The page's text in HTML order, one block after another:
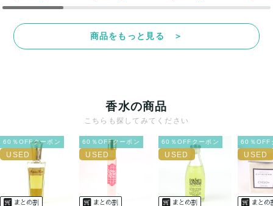
決済方法
(見込み)
送料表を確認する
出荷予定日：なるべく最短で発送致します。
兵庫県から出荷
商品をもっと見る ＞
香水の商品
こちらも探してみてください
60％OFFクーポン 60％OFFクーポン 60％OFFクーポン 60％OFF